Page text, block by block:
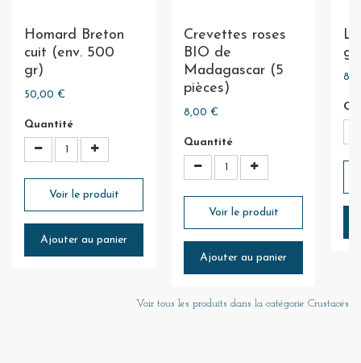
Homard Breton
cuit (env. 500
gr)
50,00 €
Quantité
Voir le produit
Ajouter au panier
Crevettes roses
BIO de
Madagascar (5
pièces)
8,00 €
Quantité
Voir le produit
Ajouter au panier
Voir tous les produits dans la catégorie Crustacés